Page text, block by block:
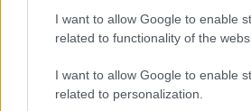
I want to allow Google to enable
related to functionality of the
I want to allow Google to enable
related to personalization.
frissíteni. Nyalogatom a
érzem, hogy kellene, de
árnyéknak meg a lejtőnek, hogy
vagyok szomjas… Kényelmesen